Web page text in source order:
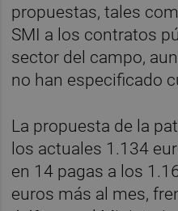
propuestas, tales
SMI a los contratos
sector del campo,
no han especificado
La propuesta de la
los actuales 1.134
en 14 pagas a los
euros más al mes,